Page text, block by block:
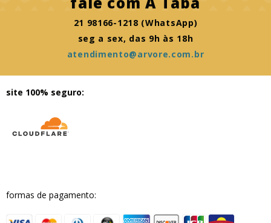
21 98166-1218 (WhatsApp)
seg a sex, das 9h às 18h
atendimento@arvore.com.br
site 100% seguro:
formas de pagamento: